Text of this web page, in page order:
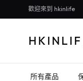
歡迎來到 hkinlife
所有產品